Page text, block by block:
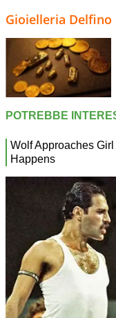
Gioielleria Delfino